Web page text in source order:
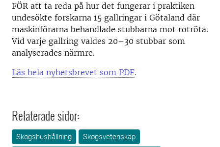
FÖR att ta reda på hur det fungerar i praktiken
undesökte forskarna 15 gallringar i Götaland där
maskinförarna behandlade stubbarna mot rotröta.
Vid varje gallring valdes 20–30 stubbar som
analyserades närmre.
Läs hela nyhetsbrevet som PDF.
Relaterade sidor:
Skogshushållning
Skogsvetenskap